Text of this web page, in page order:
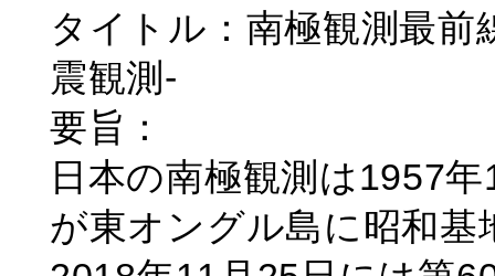
タイトル：南極観測最
震観測-
要旨：
日本の南極観測は1957
が東オングル島に昭和